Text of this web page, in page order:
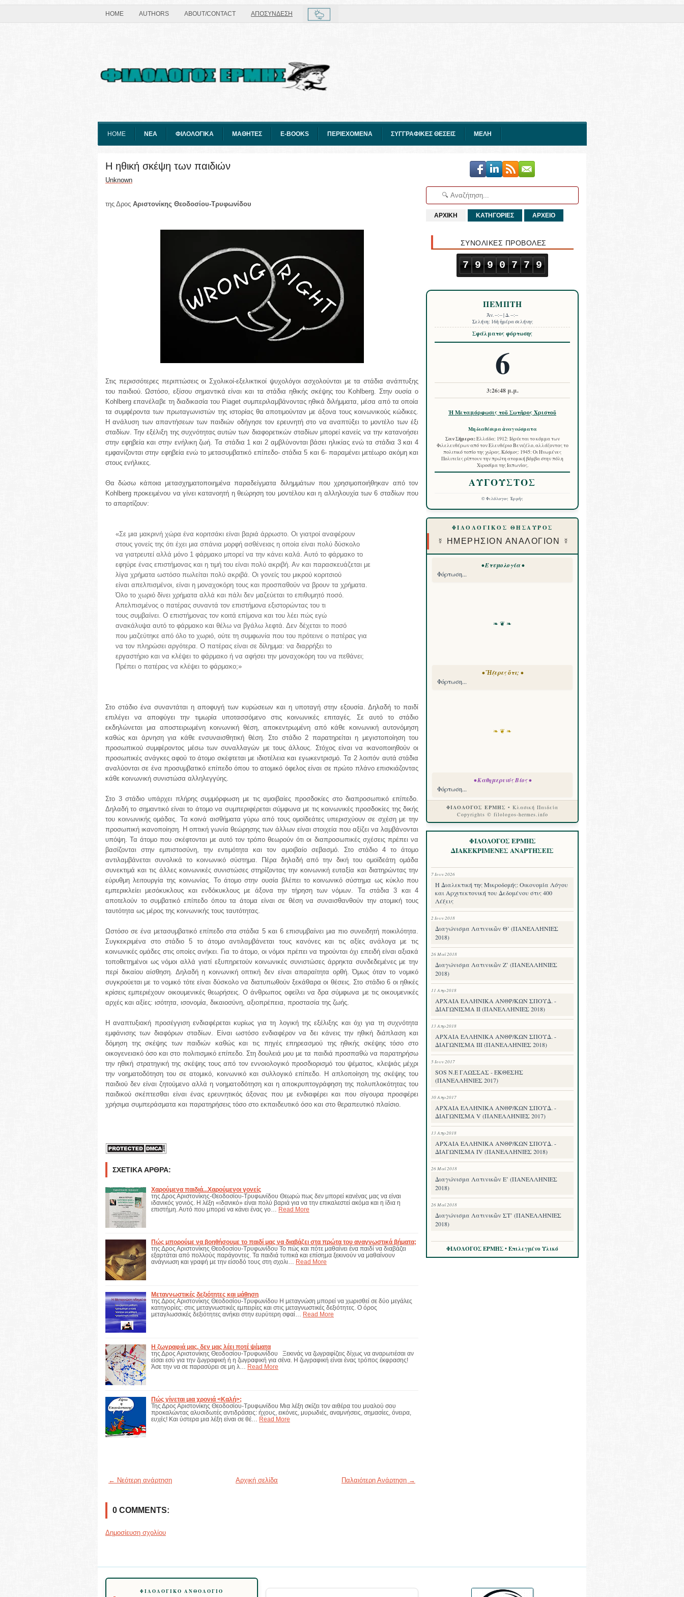
HOME AUTHORS ABOUT/CONTACT ΑΠΟΣΥΝΔΕΣΗ
HOME ΝΕΑ ΦΙΛΟΛΟΓΙΚΑ ΜΑΘΗΤΕΣ E-BOOKS ΠΕΡΙΕΧΟΜΕΝΑ ΣΥΓΓΡΑΦΙΚΕΣ ΘΕΣΕΙΣ ΜΕΛΗ
Η ηθική σκέψη των παιδιών
Unknown
της Δρος Αριστονίκης Θεοδοσίου-Τρυφωνίδου
Στις περισσότερες περιπτώσεις οι Σχολικοί-εξελικτικοί ψυχολόγοι ασχολούνται με τα στάδια ανάπτυξης
του παιδιού. Ωστόσο, εξίσου σημαντικά είναι και τα στάδια ηθικής σκέψης του Kohlberg. Στην ουσία ο
Kohlberg επανέλαβε τη διαδικασία του Piaget συμπεριλαμβάνοντας ηθικά διλήμματα, μέσα από τα οποία
τα συμφέροντα των πρωταγωνιστών της ιστορίας θα αποτιμούνταν με άξονα τους κοινωνικούς κώδικες.
Η ανάλυση των απαντήσεων των παιδιών οδήγησε τον ερευνητή στο να αναπτύξει το μοντέλο των έξι
σταδίων. Την εξέλιξη της συχνότητας αυτών των διαφορετικών σταδίων μπορεί κανείς να την κατανοήσει
στην εφηβεία και στην ενήλικη ζωή. Τα στάδια 1 και 2 αμβλύνονται βάσει ηλικίας ενώ τα στάδια 3 και 4
εμφανίζονται στην εφηβεία ενώ το μετασυμβατικό επίπεδο- στάδια 5 και 6- παραμένει μετέωρο ακόμη και
στους ενήλικες.
Θα δώσω κάποια μετασχηματοποιημένα παραδείγματα διλημμάτων που χρησιμοποιήθηκαν από τον
Kohlberg προκειμένου να γίνει κατανοητή η θεώρηση του μοντέλου και η αλληλουχία των 6 σταδίων που
το απαρτίζουν:
«Σε μια μακρινή χώρα ένα κοριτσάκι είναι βαριά άρρωστο. Οι γιατροί αναφέρουν
στους γονείς της ότι έχει μια σπάνια μορφή ασθένειας η οποία είναι πολύ δύσκολο
να γιατρευτεί αλλά μόνο 1 φάρμακο μπορεί να την κάνει καλά. Αυτό το φάρμακο το
εφηύρε ένας επιστήμονας και η τιμή του είναι πολύ ακριβή. Αν και παρασκευάζεται με
λίγα χρήματα ωστόσο πωλείται πολύ ακριβά. Οι γονείς του μικρού κοριτσιού
είναι απελπισμένοι, είναι η μοναχοκόρη τους και προσπαθούν να βρουν τα χρήματα.
Όλο το χωριό δίνει χρήματα αλλά και πάλι δεν μαζεύεται το επιθυμητό ποσό.
Απελπισμένος ο πατέρας συναντά τον επιστήμονα εξιστορώντας του τι
τους συμβαίνει. Ο επιστήμονας τον κοιτά επίμονα και του λέει πώς εγώ
ανακάλυψα αυτό το φάρμακο και θέλω να βγάλω λεφτά. Δεν δέχεται το ποσό
που μαζεύτηκε από όλο το χωριό, ούτε τη συμφωνία που του πρότεινε ο πατέρας για
να τον πληρώσει αργότερα. Ο πατέρας είναι σε δίλημμα: να διαρρήξει το
εργαστήριο και να κλέψει το φάρμακο ή να αφήσει την μοναχοκόρη του να πεθάνει;
Πρέπει ο πατέρας να κλέψει το φάρμακο;»
Στο στάδιο ένα συναντάται η αποφυγή των κυρώσεων και η υποταγή στην εξουσία. Δηλαδή το παιδί
επιλέγει να αποφύγει την τιμωρία υποτασσόμενο στις κοινωνικές επιταγές. Σε αυτό το στάδιο
εκδηλώνεται μια αποστειρωμένη κοινωνική θέση, αποκεντρωμένη από κάθε κοινωνική αυτονόμηση
καθώς και άρνηση για κάθε ενσυναισθητική θέση. Στο στάδιο 2 παρατηρείται η μεγιστοποίηση του
προσωπικού συμφέροντος μέσω των συναλλαγών με τους άλλους. Στόχος είναι να ικανοποιηθούν οι
προσωπικές ανάγκες αφού το άτομο σκέφτεται με ιδιοτέλεια και εγωκεντρισμό. Τα 2 λοιπόν αυτά στάδια
αναλύονται σε ένα προσυμβατικό επίπεδο όπου το ατομικό όφελος είναι σε πρώτο πλάνο επισκιάζοντας
κάθε κοινωνική συνιστώσα αλληλεγγύης.
Στο 3 στάδιο υπάρχει πλήρης συμμόρφωση με τις αμοιβαίες προσδοκίες στο διαπροσωπικό επίπεδο.
Δηλαδή το σημαντικό είναι το άτομο να συμπεριφέρεται σύμφωνα με τις κοινωνικές προσδοκίες της δικής
του κοινωνικής ομάδας. Τα κοινά αισθήματα γύρω από τους ομοϊδεάτες υπερισχύουν σε σχέση με την
προσωπική ικανοποίηση. Η οπτική γωνία θεώρησης των άλλων είναι στοιχεία που αξίζει να λαμβάνονται
υπόψη. Τα άτομο που σκέφτονται με αυτό τον τρόπο θεωρούν ότι οι διαπροσωπικές σχέσεις πρέπει να
βασίζονται στην εμπιστοσύνη, την εντιμότητα και τον αμοιβαίο σεβασμό. Στο στάδιο 4 το άτομο
αντιλαμβάνεται συνολικά το κοινωνικό σύστημα. Πέρα δηλαδή από την δική του ομοϊδεάτη ομάδα
συνεκτιμά και τις άλλες κοινωνικές συνιστώσες στηρίζοντας την κοινωνική ευταξία και διατηρώντας την
εύρυθμη λειτουργία της κοινωνίας. Το άτομο στην ουσία βλέπει το κοινωνικό σύστημα ως κύκλο που
εμπερικλείει μεσόκυκλους και ενδόκυκλους με άξονα την τήρηση των νόμων. Τα στάδια 3 και 4
αποτελούν το συμβατικό επίπεδο όπου τα άτομα είναι σε θέση να συναισθανθούν την ατομική τους
ταυτότητα ως μέρος της κοινωνικής τους ταυτότητας.
Ωστόσο σε ένα μετασυμβατικό επίπεδο στα στάδια 5 και 6 επισυμβαίνει μια πιο συνειδητή ποικιλότητα.
Συγκεκριμένα στο στάδιο 5 το άτομο αντιλαμβάνεται τους κανόνες και τις αξίες ανάλογα με τις
κοινωνικές ομάδες στις οποίες ανήκει. Για το άτομο, οι νόμοι πρέπει να τηρούνται όχι επειδή είναι αξιακά
τοποθετημένοι ως νόμοι αλλά γιατί εξυπηρετούν κοινωνικές συνιστώσες άρρηκτα συνδεδεμένες με την
περί δικαίου αίσθηση. Δηλαδή η κοινωνική οπτική δεν είναι απαραίτητα ορθή. Όμως όταν το νομικό
συγκρούεται με το νομικό τότε είναι δύσκολο να διατυπωθούν ξεκάθαρα οι θέσεις. Στο στάδιο 6 οι ηθικές
κρίσεις εμπεριέχουν οικουμενικές θεωρήσεις. Ο άνθρωπος οφείλει να δρα σύμφωνα με τις οικουμενικές
αρχές και αξίες: ισότητα, ισονομία, δικαιοσύνη, αξιοπρέπεια, προστασία της ζωής.
Η αναπτυξιακή προσέγγιση ενδιαφέρεται κυρίως για τη λογική της εξέλιξης και όχι για τη συχνότητα
εμφάνισης των διαφόρων σταδίων. Είναι ωστόσο ενδιαφέρον να δει κάνεις την ηθική διάπλαση και
δόμηση της σκέψης των παιδιών καθώς και τις πηγές επηρεασμού της ηθικής σκέψης τόσο στο
οικογενειακό όσο και στο πολιτισμικό επίπεδο. Στη δουλειά μου με τα παιδιά προσπαθώ να παρατηρήσω
την ηθική στρατηγική της σκέψης τους από τον εννοιολογικό προσδιορισμό του ψέματος, κλεψιάς μέχρι
την νοηματοδότηση του σε ατομικό, κοινωνικό και συλλογικό επίπεδο. Η απλοποίηση της σκέψης του
παιδιού δεν είναι ζητούμενο αλλά η νοηματοδότηση και η αποκρυπτογράφηση της πολυπλοκότητας του
παιδικού σκέπτεσθαι είναι ένας ερευνητικός άξονας που με ενδιαφέρει και που σίγουρα προσφέρει
χρήσιμα συμπεράσματα και παρατηρήσεις τόσο στο εκπαιδευτικό όσο και στο θεραπευτικό πλαίσιο.
ΣΧΕΤΙΚΆ ΆΡΘΡΑ:
Χαρούμενα παιδιά...Χαρούμενοι γονείς
της Δρος Αριστονίκης-Θεοδοσίου-Τρυφωνίδου Θεωρώ πως δεν μπορεί κανένας μας να είναι
ιδανικός γονιός. Η λέξη «ιδανικό» είναι πολύ βαριά για να την επικαλεστεί ακόμα και η ίδια η
επιστήμη. Αυτό που μπορεί να κάνει ένας γο…
Read More
Πώς μπορούμε να βοηθήσουμε το παιδί μας να διαβάζει στα πρώτα του αναγνωστικά βήματα;
της Δρος Αριστονίκης Θεοδοσίου-Τρυφωνίδου Το πώς και πότε μαθαίνει ένα παιδί να διαβάζει
εξαρτάται από πολλούς παράγοντες. Τα παιδιά τυπικά και επίσημα ξεκινούν να μαθαίνουν
ανάγνωση και γραφή με την είσοδό τους στη σχολι…
Read More
Μεταγνωστικές δεξιότητες και μάθηση
της Δρος Αριστονίκης Θεοδοσίου-Τρυφωνίδου Η μεταγνώση μπορεί να χωρισθεί σε δύο μεγάλες
κατηγορίες: στις μεταγνωστικές εμπειρίες και στις μεταγνωστικές δεξιότητες. Ο όρος
μεταγλωσσικές δεξιότητες ανήκει στην ευρύτερη σφαί…
Read More
Η ζωγραφιά μας, δεν μας λέει ποτέ ψέματα
της Δρος Αριστονίκης Θεοδοσίου-Τρυφωνίδου Ξεκινάς να ζωγραφίζεις δίχως να αναρωτιέσαι αν
είσαι εσύ για την ζωγραφική ή η ζωγραφική για σένα. Η ζωγραφική είναι ένας τρόπος έκφρασης!
Άσε την να σε παρασύρει σε μη λ…
Read More
Πώς γίνεται μια χρονιά <Καλή>;
Της Δρος Αριστονίκης Θεοδοσίου-Τρυφωνίδου Μια λέξη σκίζει τον αιθέρα του μυαλού σου
προκαλώντας αλυσιδωτές αντιδράσεις: ήχους, εικόνες, μυρωδιές, αναμνήσεις, σημασίες, όνειρα,
ευχές! Και ύστερα μια λέξη είναι σε θέ…
Read More
← Νεότερη ανάρτηση Παλαιότερη Ανάρτηση →
Αρχική σελίδα
0 COMMENTS:
Δημοσίευση σχολίου
ΑΡΧΙΚΗ ΚΑΤΗΓΟΡΙΕΣ ΑΡΧΕΙΟ
ΣΥΝΟΛΙΚΕΣ ΠΡΟΒΟΛΕΣ
7 9 9 0 7 7 9
ΠΕΜΠΤΗ
Ἀν.--:--| Δ.--:--
Σελήνη: 16ὴ ἡμέρα σελήνης
Σφάλματος φόρτωσης
6
3:26:49 μ.μ.
Ἡ Μεταμόρφωσις τοῦ Σωτῆρος Χριστοῦ
Μη διαθέσιμα ἀναγνώσματα
Σαν Σήμερα:Ελλάδα: 1912: Ιδρύεται το κόμμα των
Φιλελευθέρων από τον Ελευθέριο Βενιζέλο, αλλάζοντας το
πολιτικό τοπίο της χώρας. Κόσμος: 1945: Οι Ηνωμένες
Πολιτείες ρίπτουν την πρώτη ατομική βόμβα στην πόλη
Χιροσίμα της Ιαπωνίας.
ΑΥΓΟΥΣΤΟΣ
© Φιλόλογος Ἑρμῆς
ΦΙΛΟΛΟΓΙΚΟΣ ΘΗΣΑΥΡΟΣ
☿ ΗΜΕΡΗΣΙΟΝ ΑΝΑΛΟΓΙΟΝ ☿
• Ετυμολογία •
Φόρτωση...
❧ ❦ ❧
• Ἤξερες ὅτι; •
Φόρτωση...
❧ ❦ ❧
• Καθημερινός Βίος •
Φόρτωση...
ΦΙΛΟΛΟΓΟΣ ΕΡΜΗΣ • Κλασική Παιδεία
Copyrights © filologos-hermes.info
ΦΙΛΟΛΟΓΟΣ ΕΡΜΗΣ
ΔΙΑΚΕΚΡΙΜΕΝΕΣ ΑΝΑΡΤΗΣΕΙΣ
7 Ιουν 2026
Η Διαλεκτική της Μικροδομής: Οικονομία Λόγου
και Αρχιτεκτονική του Δεδομένου στις 400
Λέξεις
2 Ιουν 2018
Διαγώνισμα Λατινικῶν Θ’ (ΠΑΝΕΛΛΗΝΙΕΣ
2018)
26 Μαΐ 2018
Διαγώνισμα Λατινικῶν Ζ’ (ΠΑΝΕΛΛΗΝΙΕΣ
2018)
11 Απρ 2018
ΑΡΧΑΙΑ ΕΛΛΗΝΙΚΑ ΑΝΘΡ/ΚΩΝ ΣΠΟΥΔ. -
ΔΙΑΓΩΝΙΣΜΑ II (ΠΑΝΕΛΛΗΝΙΕΣ 2018)
13 Απρ 2018
ΑΡΧΑΙΑ ΕΛΛΗΝΙΚΑ ΑΝΘΡ/ΚΩΝ ΣΠΟΥΔ. -
ΔΙΑΓΩΝΙΣΜΑ III (ΠΑΝΕΛΛΗΝΙΕΣ 2018)
5 Ιουν 2017
SOS Ν.Ε ΓΛΩΣΣΑΣ - ΕΚΘΕΣΗΣ
(ΠΑΝΕΛΛΗΝΙΕΣ 2017)
30 Απρ 2017
ΑΡΧΑΙΑ ΕΛΛΗΝΙΚΑ ΑΝΘΡ/ΚΩΝ ΣΠΟΥΔ. -
ΔΙΑΓΩΝΙΣΜΑ V (ΠΑΝΕΛΛΗΝΙΕΣ 2017)
13 Απρ 2018
ΑΡΧΑΙΑ ΕΛΛΗΝΙΚΑ ΑΝΘΡ/ΚΩΝ ΣΠΟΥΔ. -
ΔΙΑΓΩΝΙΣΜΑ IV (ΠΑΝΕΛΛΗΝΙΕΣ 2018)
26 Μαΐ 2018
Διαγώνισμα Λατινικῶν Ε’ (ΠΑΝΕΛΛΗΝΙΕΣ
2018)
26 Μαΐ 2018
Διαγώνισμα Λατινικῶν ΣΤ’ (ΠΑΝΕΛΛΗΝΙΕΣ
2018)
ΦΙΛΟΛΟΓΟΣ ΕΡΜΗΣ • Επιλεγμένο Υλικό
ΦΙΛΟΛΟΓΙΚΌ ΑΝΘΟΛΌΓΙΟ